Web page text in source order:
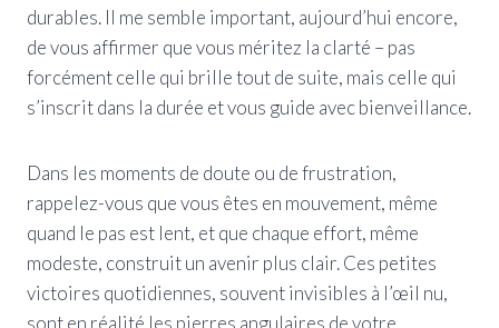
durables. Il me semble important, aujourd’hui encore,
de vous affirmer que vous méritez la clarté – pas
forcément celle qui brille tout de suite, mais celle qui
s’inscrit dans la durée et vous guide avec bienveillance.
Dans les moments de doute ou de frustration,
rappelez-vous que vous êtes en mouvement, même
quand le pas est lent, et que chaque effort, même
modeste, construit un avenir plus clair. Ces petites
victoires quotidiennes, souvent invisibles à l’œil nu,
sont en réalité les pierres angulaires de votre